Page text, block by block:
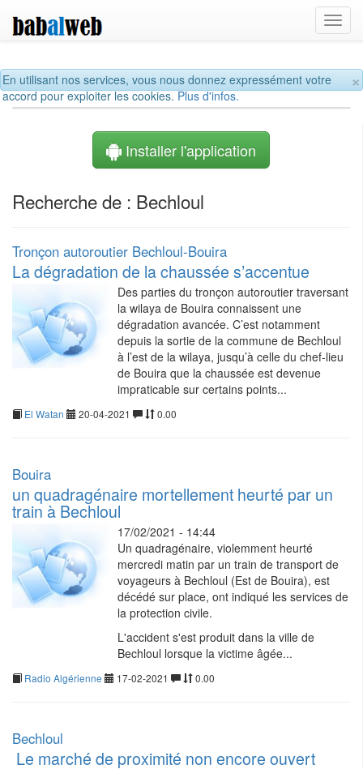
×
En utilisant nos services, vous nous donnez expressément votre
accord pour exploiter les cookies.Plus d'infos.
Installer l'application
Recherche de : Bechloul
Tronçon autoroutier Bechloul-Bouira
La dégradation de la chaussée s’accentue
Des parties du tronçon autoroutier traversant
la wilaya de Bouira connaissent une
dégradation avancée. C’est notamment
depuis la sortie de la commune de Bechloul
à l’est de la wilaya, jusqu’à celle du chef-lieu
de Bouira que la chaussée est devenue
impraticable sur certains points...
El Watan 20-04-2021 0.00
Bouira
un quadragénaire mortellement heurté par un
train à Bechloul
17/02/2021 - 14:44
Un quadragénaire, violemment heurté
mercredi matin par un train de transport de
voyageurs à Bechloul (Est de Bouira), est
décédé sur place, ont indiqué les services de
la protection civile.
L'accident s'est produit dans la ville de
Bechloul lorsque la victime âgée...
Radio Algérienne 17-02-2021 0.00
Bechloul
Le marché de proximité non encore ouvert